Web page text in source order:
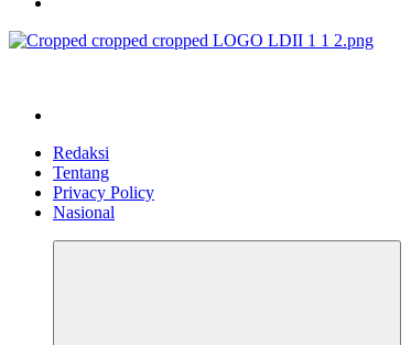
Redaksi
Tentang
Privacy Policy
Nasional